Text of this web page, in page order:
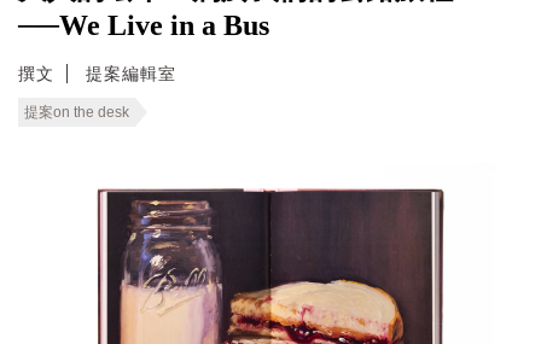
──We Live in a Bus
撰文 提案編輯室
提案on the desk